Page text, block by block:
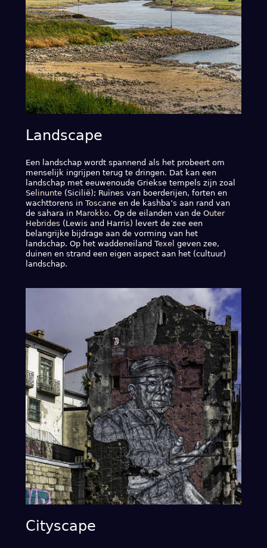
Landscape
Een landschap wordt spannend als het probeert om
menselijk ingrijpen terug te dringen. Dat kan een
landschap met eeuwenoude Griekse tempels zijn zoal
Selinunte(Sicilië); Ruïnes van boerderijen, forten en
wachttorens in Toscaneen de kashba’s aan rand van
de sahara in Marokko. Op de eilanden van de Outer
Hebrides (Lewis and Harris) levert de zee een
belangrijke bijdrage aan de vorming van het
landschap. Op het waddeneiland Texel geven zee,
duinen en strand een eigen aspect aan het (cultuur)
landschap.
Cityscape